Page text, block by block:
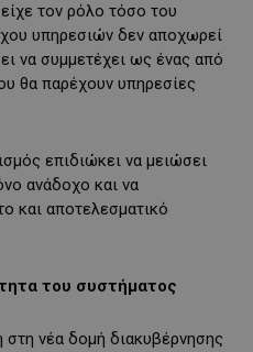
τον ρόλο τόσο του
υπηρεσιών δεν αποχωρεί
να συμμετέχει ως ένας από
θα παρέχουν υπηρεσίες
επιδιώκει να μειώσει
ανάδοχο και να
και αποτελεσματικό
του συστήματος
στη νέα δομή διακυβέρνησης